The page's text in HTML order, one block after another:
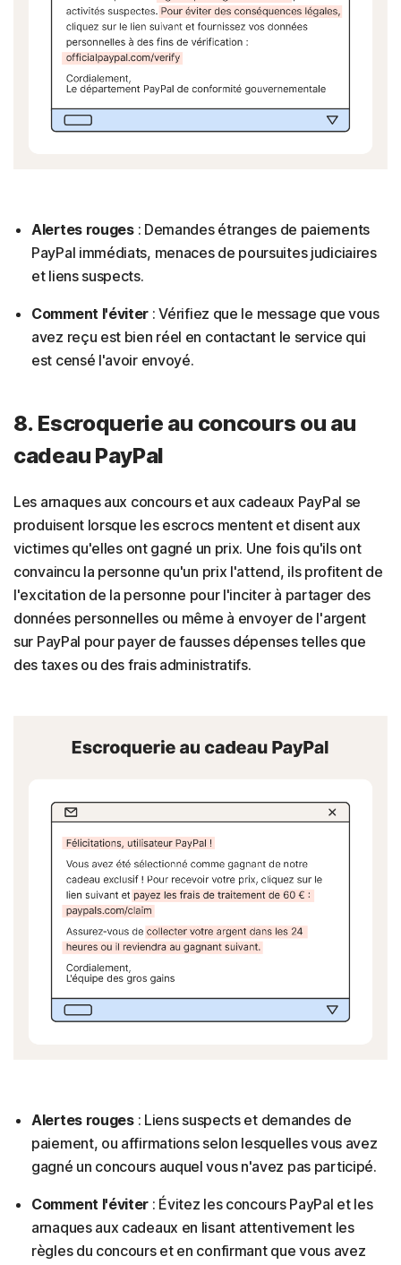
Alertes rouges: Demandes étranges de paiements
PayPal immédiats, menaces de poursuites judiciaires
et liens suspects.
Comment l'éviter : Vérifiez que le message que vous
avez reçu est bien réel en contactant le service qui
est censé l'avoir envoyé.
8. Escroquerie au concours ou au
cadeau PayPal
Les arnaques aux concours et aux cadeaux PayPal se
produisent lorsque les escrocs mentent et disent aux
victimes qu'elles ont gagné un prix. Une fois qu'ils ont
convaincu la personne qu'un prix l'attend, ils profitent de
l'excitation de la personne pour l'inciter à partager des
données personnelles ou même à envoyer de l'argent
sur PayPal pour payer de fausses dépenses telles que
des taxes ou des frais administratifs.
Alertes rouges: Liens suspects et demandes de
paiement, ou affirmations selon lesquelles vous avez
gagné un concours auquel vous n'avez pas participé.
Comment l'éviter : Évitez les concours PayPal et les
arnaques aux cadeaux en lisant attentivement les
règles du concours et en confirmant que vous avez